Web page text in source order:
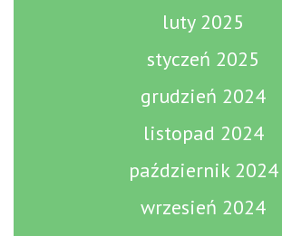
luty 2025
styczeń 2025
grudzień 2024
listopad 2024
październik 2024
wrzesień 2024